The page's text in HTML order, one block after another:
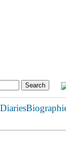
Diaries